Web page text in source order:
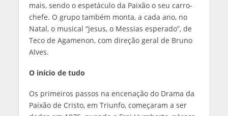
mais, sendo o espetáculo da Paixão o seu carro-
chefe. O grupo também monta, a cada ano, no
Natal, o musical “Jesus, o Messias esperado”, de
Teco de Agamenon, com direção geral de Bruno
Alves.
O início de tudo
Os primeiros passos na encenação do Drama da
Paixão de Cristo, em Triunfo, começaram a ser